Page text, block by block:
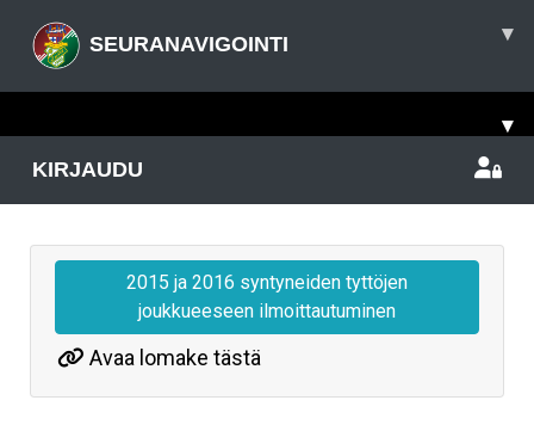
SEURANAVIGOINTI ▾
▾
KIRJAUDU
2015 ja 2016 syntyneiden tyttöjen
joukkueeseen ilmoittautuminen
Avaa lomake tästä